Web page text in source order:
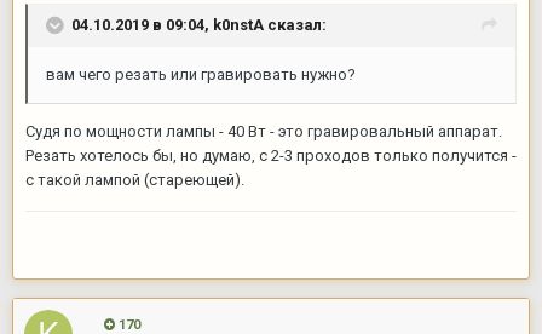
04.10.2019 в 09:04, k0nstA сказал:
вам чего резать или гравировать нужно?
Судя по мощности лампы - 40 Вт - это гравировальный аппарат.
Резать хотелось бы, но думаю, с 2-3 проходов только получится -
с такой лампой (стареющей).
170